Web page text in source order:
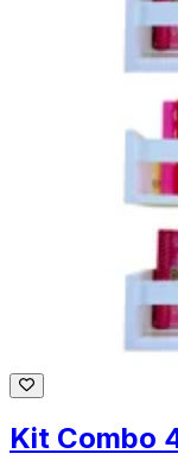
Kit Combo